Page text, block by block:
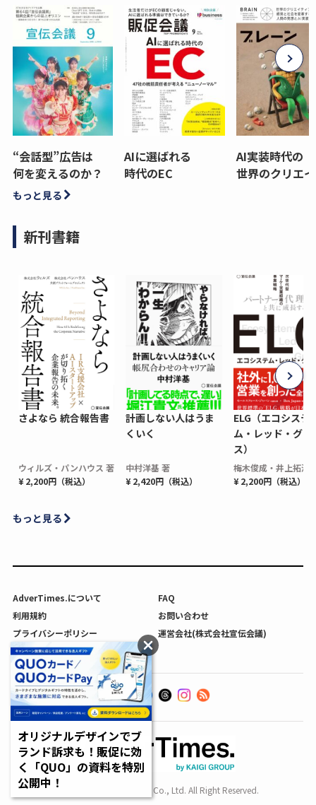
“会話型”広告は
何を変えるのか？
AIに選ばれる
時代のEC
AI実装時代の
世界のクリエ
もっと見る
新刊書籍
さよなら 統合報告書
ウィルズ・パンハウス 著
¥ 2,200円（税込）
計画しない人はうま
くいく
中村洋基 著
¥ 2,420円（税込）
ELG（エコシステ
ム・レッド・グロ
ス）
梅木俊成・井上拓海
¥ 2,200円（税込）
もっと見る
AdverTimes.について
FAQ
利用規約
お問い合わせ
プライバシーポリシー
運営会社(株式会社宣伝会議)
利用者情報の外部送信について
Copyright SENDENKAIGI Co., Ltd. All Right Reserved.
オリジナルデザインでブ
ランド訴求も！販促に効
く「QUO」の資料を特別
公開中！